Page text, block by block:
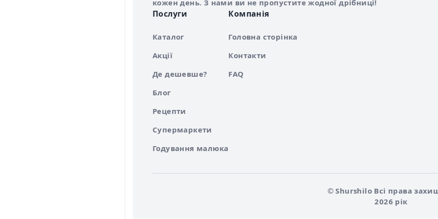
кожен день. З нами ви не пропустите жодної дрібниці!
Послуги
Каталог
Акції
Де дешевше?
Блог
Рецепти
Супермаркети
Годування малюка
Компанія
Головна сторінка
Контакти
FAQ
© Shurshilo Всі права
2026 рік